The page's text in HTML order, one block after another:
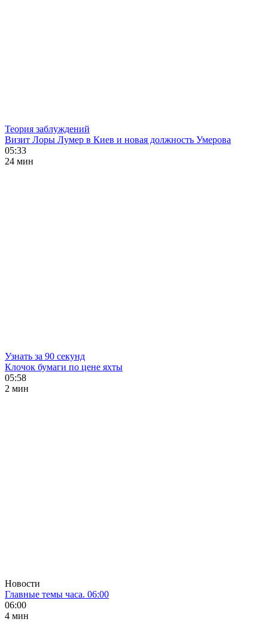
Теория заблуждений
Визит Лоры Лумер в Киев и новая должность Умерова
05:33
24 мин
Узнать за 90 секунд
Клочок бумаги по цене яхты
05:58
2 мин
Новости
Главные темы часа. 06:00
06:00
4 мин